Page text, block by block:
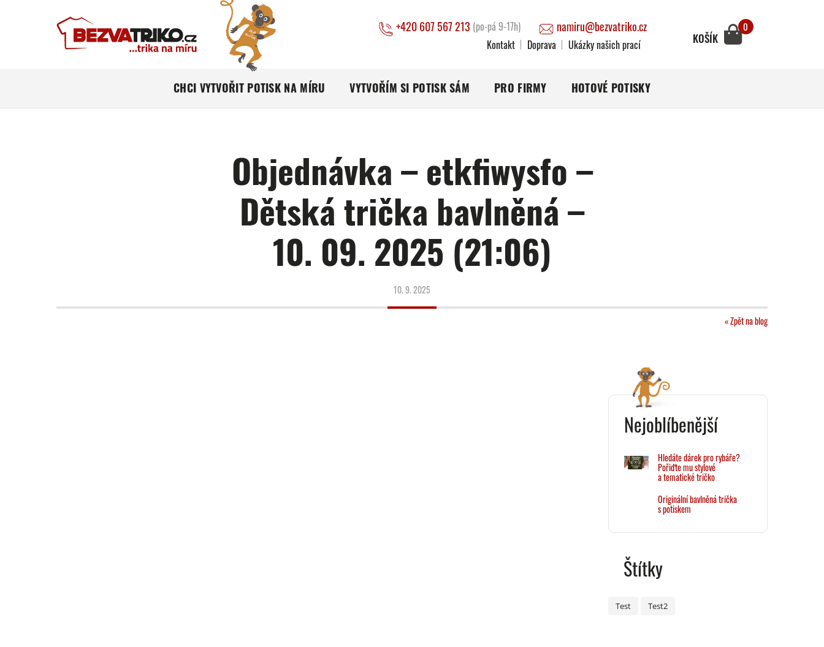
+420 607 567 213 (po-pá 9-17h) namiru@bezvatriko.cz
Kontakt Doprava Ukázky našich prací KOŠÍK
0
CHCI VYTVOŘIT POTISK NA MÍRU VYTVOŘÍM SI POTISK SÁM PRO FIRMY HOTOVÉ POTISKY
Objednávka – etkfiwysfo –
Dětská trička bavlněná –
10. 09. 2025 (21:06)
10. 9. 2025
« Zpět na blog
Nejoblíbenější
Hledáte dárek pro rybáře?
Pořiďte mu stylové
a tematické tričko
Originální bavlněná trička
s potiskem
Štítky
Test Test2